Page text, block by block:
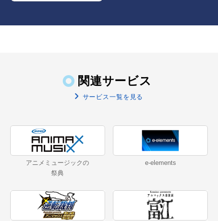
関連サービス
サービス一覧を見る
アニメミュージックの
祭典
e-elements